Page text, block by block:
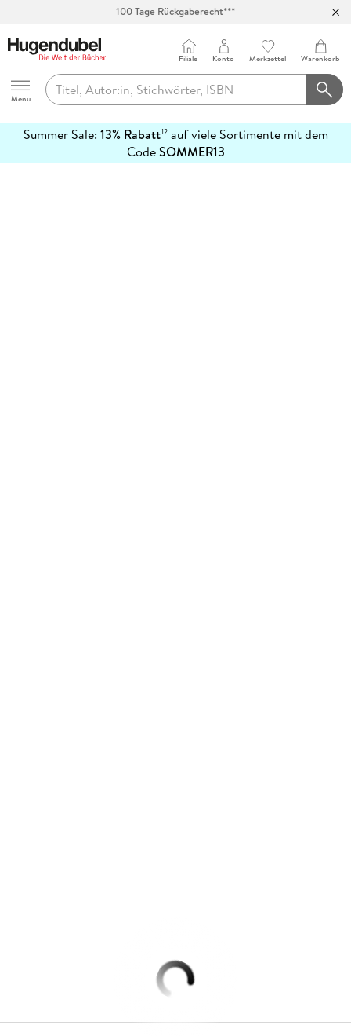
100 Tage Rückgaberecht***
Hugendubel
Menu
Filiale Konto Merkzettel Warenkorb
Summer Sale: 13% Rabatt12auf viele Sortimente mit dem
CodeSOMMER13
erfahren